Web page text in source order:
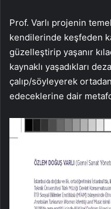
Prof. Varlı projenin
kendilerinde keşfeden
güzelleştirip yaşanır
kaynaklı yaşadıkları
çalıp/söyleyerek
edeceklerine dair